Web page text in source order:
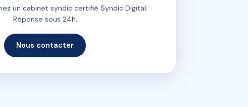
un cabinet syndic certifié Syndic Digital.
Réponse sous 24h.
Nous contacter